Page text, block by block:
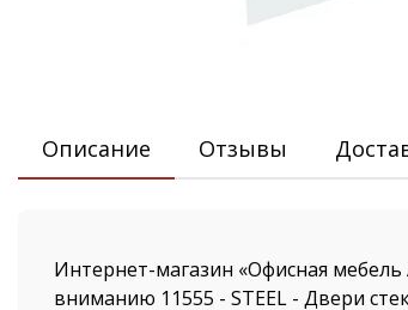
Описание Отзывы
Интернет-магазин «Офисная
вниманию 11555 - STEEL - Двери